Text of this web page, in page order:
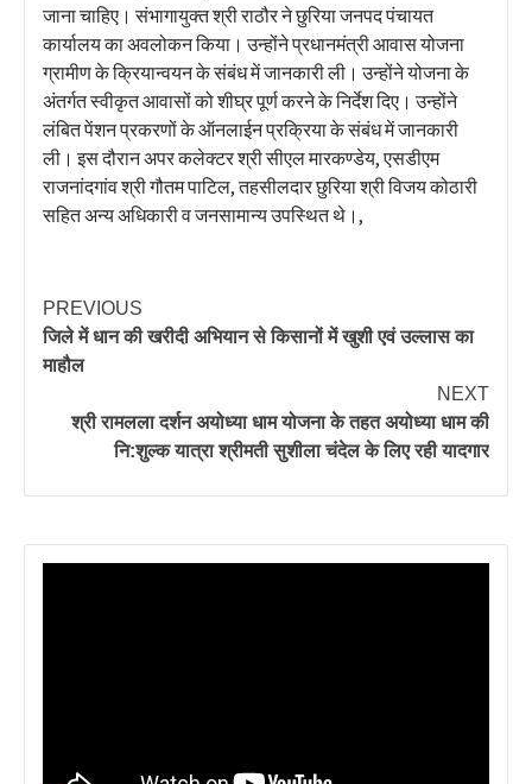
जाना चाहिए। संभागायुक्त श्री राठौर ने छुरिया जनपद पंचायत
कार्यालय का अवलोकन किया। उन्होंने प्रधानमंत्री आवास योजना
ग्रामीण के क्रियान्वयन के संबंध में जानकारी ली। उन्होंने योजना के
अंतर्गत स्वीकृत आवासों को शीघ्र पूर्ण करने के निर्देश दिए। उन्होंने
लंबित पेंशन प्रकरणों के ऑनलाईन प्रक्रिया के संबंध में जानकारी
ली। इस दौरान अपर कलेक्टर श्री सीएल मारकण्डेय, एसडीएम
राजनांदगांव श्री गौतम पाटिल, तहसीलदार छुरिया श्री विजय कोठारी
सहित अन्य अधिकारी व जनसामान्य उपस्थित थे।,
PREVIOUS
जिले में धान की खरीदी अभियान से किसानों में खुशी एवं उल्लास का
माहौल
NEXT
श्री रामलला दर्शन अयोध्या धाम योजना के तहत अयोध्या धाम की
नि:शुल्क यात्रा श्रीमती सुशीला चंदेल के लिए रही यादगार